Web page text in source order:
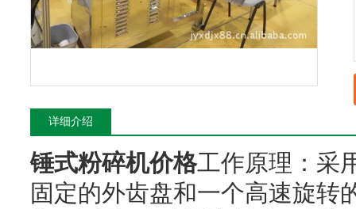
详细介绍
锤式粉碎机价格工作原理：采
固定的外齿盘和一个高速旋转